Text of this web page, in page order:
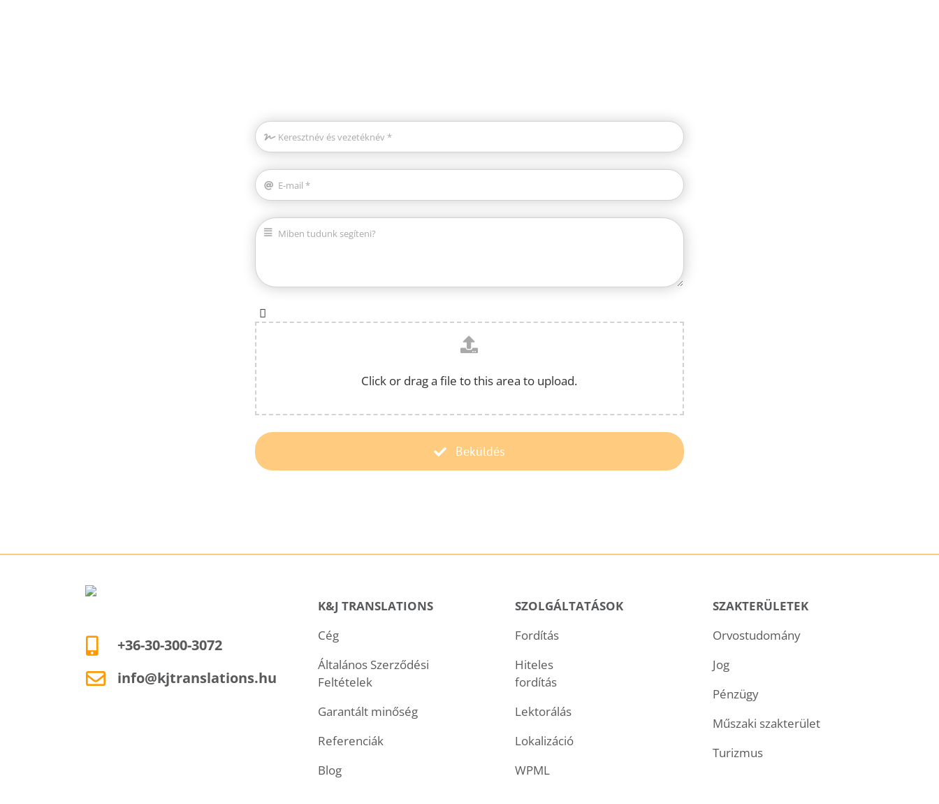
Click or drag a file to this area to upload.
Beküldés
+36-30-300-3072
info@kjtranslations.hu
K&J TRANSLATIONS
Cég
Általános Szerződési
Feltételek
Garantált minőség
Referenciák
Blog
SZOLGÁLTATÁSOK
Fordítás
Hiteles
fordítás
Lektorálás
Lokalizáció
WPML
SZAKTERÜLETEK
Orvostudomány
Jog
Pénzügy
Műszaki szakterület
Turizmus